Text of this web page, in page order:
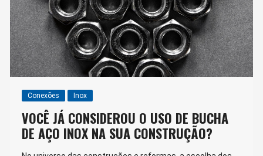
Conexões Inox
VOCÊ JÁ CONSIDEROU O USO DE BUCHA
DE AÇO INOX NA SUA CONSTRUÇÃO?